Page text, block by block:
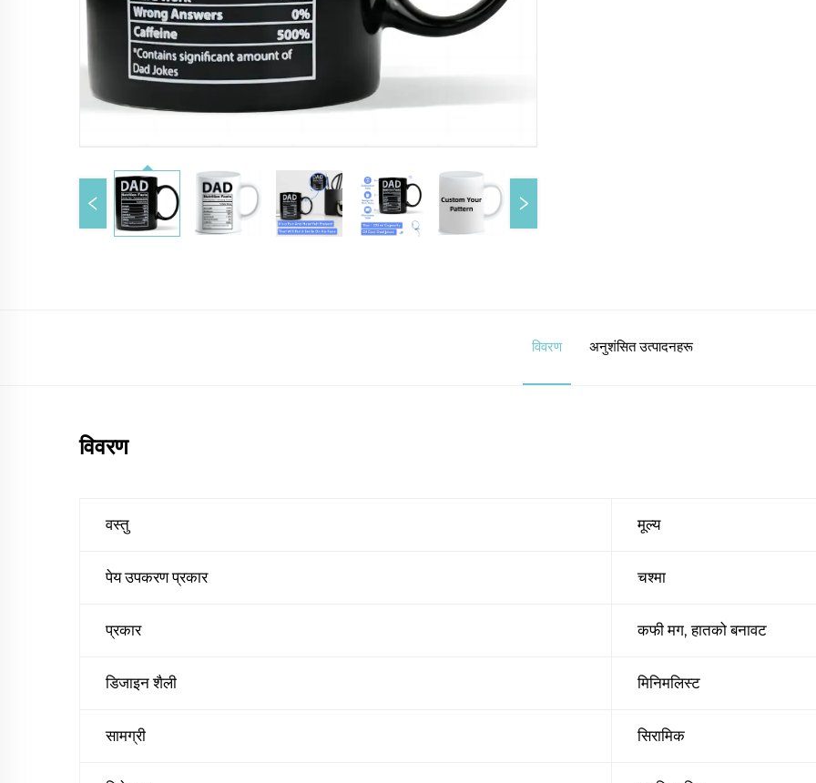
विवरण अनुशंसित उत्पादनहरू
विवरण
वस्तु मूल्य
पेय उपकरण प्रकार चश्मा
प्रकार कफी मग, हातको बनावट
डिजाइन शैली मिनिमलिस्ट
सामग्री सिरामिक